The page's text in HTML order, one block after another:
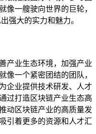
像一艘驶向世界的巨轮，
强大的实力和魅力。
产业生态环境，加强产业
像一个紧密团结的团队，
企业提供技术研发、人才
过打造区块链产业生态高
动区块链产业的高质量发
引着更多的资源和人才汇